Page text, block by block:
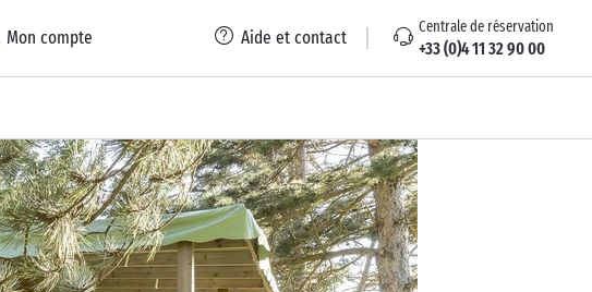
Mon compte Aide et contact Centrale de réservation
+33 (0)4 11 32 90 00